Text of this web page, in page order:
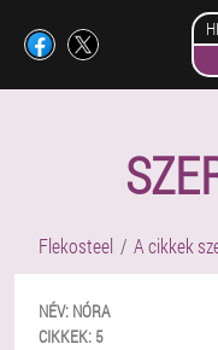
Flekosteel A cikkek
NÉV: NÓRA
CIKKEK: 5